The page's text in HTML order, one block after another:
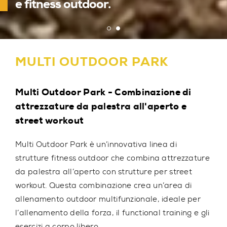
parchi e palestre all'aperto
e fitness outdoor.
MULTI OUTDOOR PARK
Multi Outdoor Park - Combinazione di
attrezzature da palestra all'aperto e
street workout
Multi Outdoor Park è un’innovativa linea di
strutture fitness outdoor che combina attrezzature
da palestra all’aperto con strutture per street
workout. Questa combinazione crea un’area di
allenamento outdoor multifunzionale, ideale per
l’allenamento della forza, il functional training e gli